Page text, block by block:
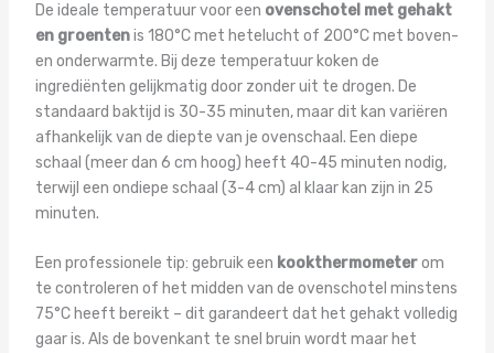
De ideale temperatuur voor een ovenschotel met gehakt
en groentenis 180°C met hetelucht of 200°C met boven-
en onderwarmte. Bij deze temperatuur koken de
ingrediënten gelijkmatig door zonder uit te drogen. De
standaard baktijd is 30-35 minuten, maar dit kan variëren
afhankelijk van de diepte van je ovenschaal. Een diepe
schaal (meer dan 6 cm hoog) heeft 40-45 minuten nodig,
terwijl een ondiepe schaal (3-4 cm) al klaar kan zijn in 25
minuten.
Een professionele tip: gebruik een kookthermometerom
te controleren of het midden van de ovenschotel minstens
75°C heeft bereikt – dit garandeert dat het gehakt volledig
gaar is. Als de bovenkant te snel bruin wordt maar het